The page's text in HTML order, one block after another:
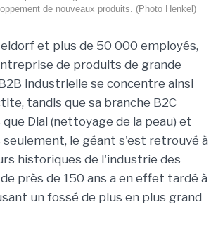
de nouveaux produits. (Photo Henkel)
et plus de 50 000 employés,
de produits de grande
industrielle se concentre ainsi
tandis que sa branche B2C
Dial (nettoyage de la peau) et
le géant s'est retrouvé à
historiques de l'industrie des
près de 150 ans a en effet tardé à
un fossé de plus en plus grand